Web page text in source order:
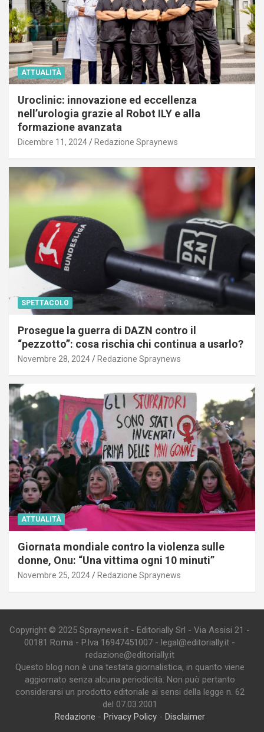
ATTUALITÀ
Uroclinic: innovazione ed eccellenza
nell’urologia grazie al Robot ILY e alla
formazione avanzata
Dicembre 11, 2024 Redazione Spraynews
SPETTACOLO
Prosegue la guerra di DAZN contro il
“pezzotto”: cosa rischia chi continua a usarlo?
Novembre 28, 2024 Redazione Spraynews
ATTUALITÀ
Giornata mondiale contro la violenza sulle
donne, Onu: “Una vittima ogni 10 minuti”
Novembre 25, 2024 Redazione Spraynews
Copyright © 2025 Spraynews.it - Editorially Srl - Via Assisi 21 -
00181 Roma - P.Iva 16947451007 - legal@editorially.it -
redazione@editorially.it
Questo blog non è una testata giornalistica, in quanto viene
aggiornato senza alcuna periodicità. Non può pertanto
considerarsi un prodotto editoriale ai sensi della legge n. 62
del 07.03.2001
Redazione - Privacy Policy- Disclaimer